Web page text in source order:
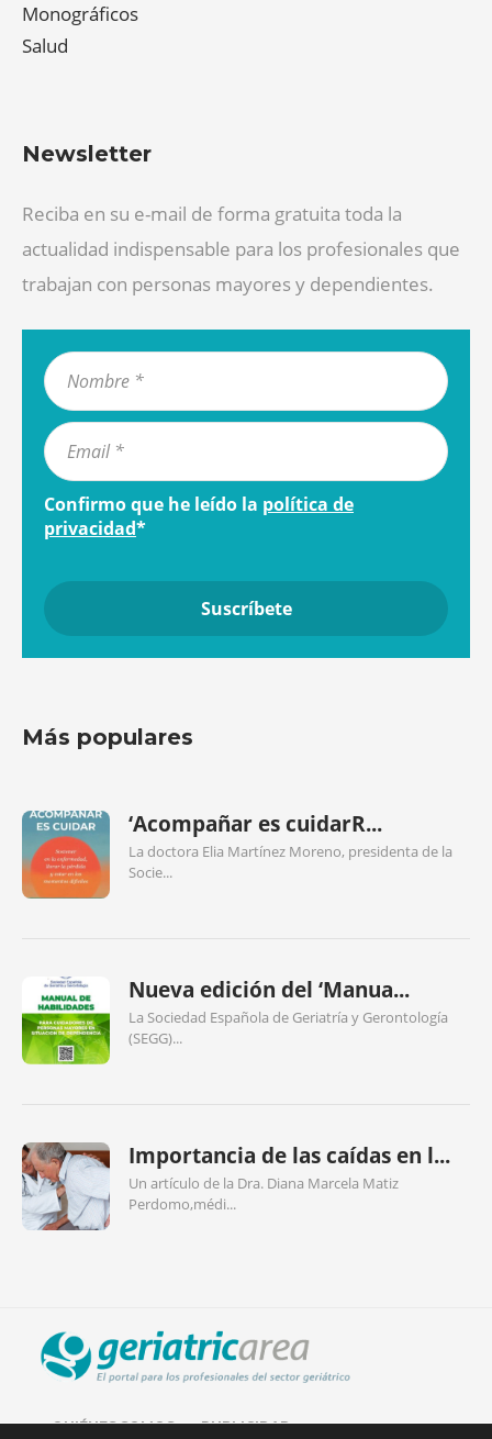
Monográficos
Salud
Newsletter
Reciba en su e-mail de forma gratuita toda la
actualidad indispensable para los profesionales que
trabajan con personas mayores y dependientes.
Confirmo que he leído la política de
privacidad*
Más populares
‘Acompañar es cuidarR...
La doctora Elia Martínez Moreno, presidenta de la
Socie...
Nueva edición del ‘Manua...
La Sociedad Española de Geriatría y Gerontología
(SEGG)...
Importancia de las caídas en l...
Un artículo de la Dra. Diana Marcela Matiz
Perdomo,médi...
QUIÉNES SOMOS PUBLICIDAD